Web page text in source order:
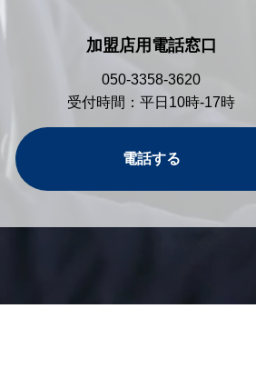
加盟店用電話窓口
050-3358-3620
受付時間：平日10時-17時
電話する